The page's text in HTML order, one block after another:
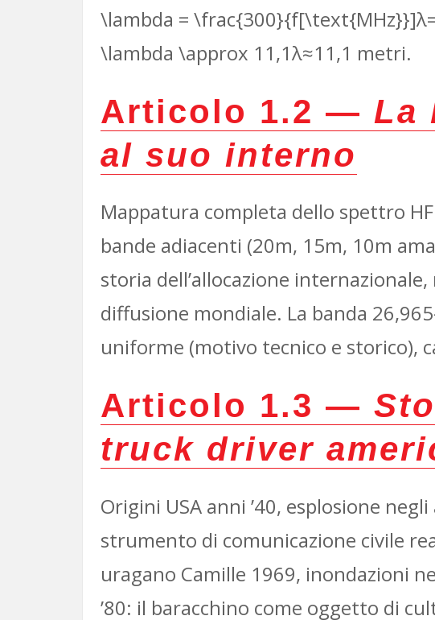
\lambda = \frac{300}{f[\text{MHz}}]
\lambda \approx 11,1λ≈11,1 metri.
Articolo 1.2 — La
al suo interno
Mappatura completa dello spettro
bande adiacenti (20m, 15m, 10m
storia dell’allocazione
diffusione mondiale. La banda
uniforme (motivo tecnico e storico),
Articolo 1.3 —
truck driver
Origini USA anni ’40, esplosione
strumento di comunicazione civile
uragano Camille 1969, inondazioni
’80: il baracchino come oggetto di